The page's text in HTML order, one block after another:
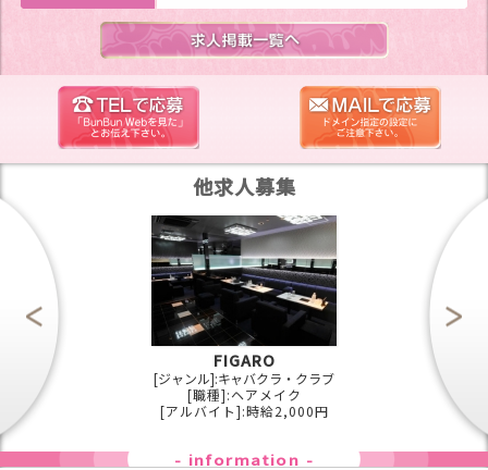
他求人募集
FIGARO
[ジャンル]:キャバクラ・クラブ
[職種]:ヘアメイク
[アルバイト]:時給2,000円
information